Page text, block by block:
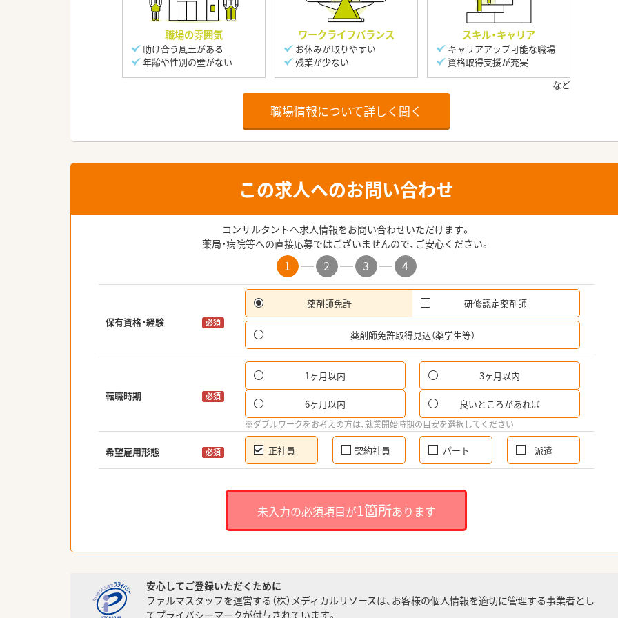
職場の雰囲気
助け合う風土がある
年齢や性別の壁がない
ワークライフバランス
お休みが取りやすい
残業が少ない
スキル・キャリア
キャリアアップ可能な職場
資格取得支援が充実
職場情報について詳しく聞く
この求人へのお問い合わせ
コンサルタントへ求人情報をお問い合わせいただけます。
薬局・病院等への直接応募ではございませんので、ご安心ください。
1 2 3 4
保有資格・経験 必須
薬剤師免許 研修認定薬剤師
薬剤師免許取得見込（薬学生等）
転職時期 必須
1ヶ月以内 3ヶ月以内
6ヶ月以内 良いところがあれば
※ダブルワークをお考えの方は、就業開始時期の目安を選択してください
希望雇用形態 必須 正社員 契約社員 パート 派遣
未入力の必須項目が1箇所あります
安心してご登録いただくために
ファルマスタッフを運営する（株）メディカルリソースは、お客様の個人情報を適切に管理する事業者とし
てプライバシーマークが付与されています。